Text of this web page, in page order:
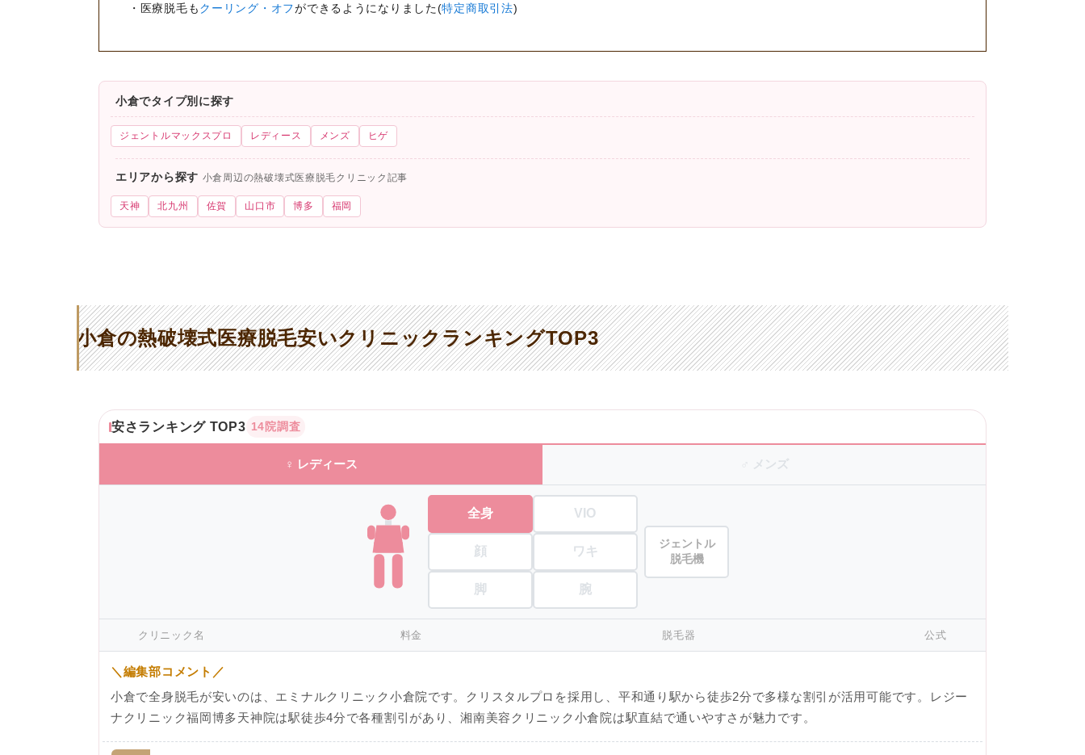
・医療脱毛もクーリング・オフができるようになりました(特定商取引法)
小倉でタイプ別に探す
ジェントルマックスプロ レディース メンズ ヒゲ
エリアから探す 小倉周辺の熱破壊式医療脱毛クリニック記事
天神 北九州 佐賀 山口市 博多 福岡
小倉の熱破壊式医療脱毛安いクリニックランキングTOP3
安さランキング TOP3 14院調査
♀ レディース ♂ メンズ
全身 VIO
顔 ワキ
脚 腕
ジェントル
脱毛機
クリニック名 料金 脱毛器 公式
＼編集部コメント／
小倉で全身脱毛が安いのは、エミナルクリニック小倉院です。クリスタルプロを採用し、平和通り駅から徒歩2分で多様な割引が活用可能です。レジー
ナクリニック福岡博多天神院は駅徒歩4分で各種割引があり、湘南美容クリニック小倉院は駅直結で通いやすさが魅力です。